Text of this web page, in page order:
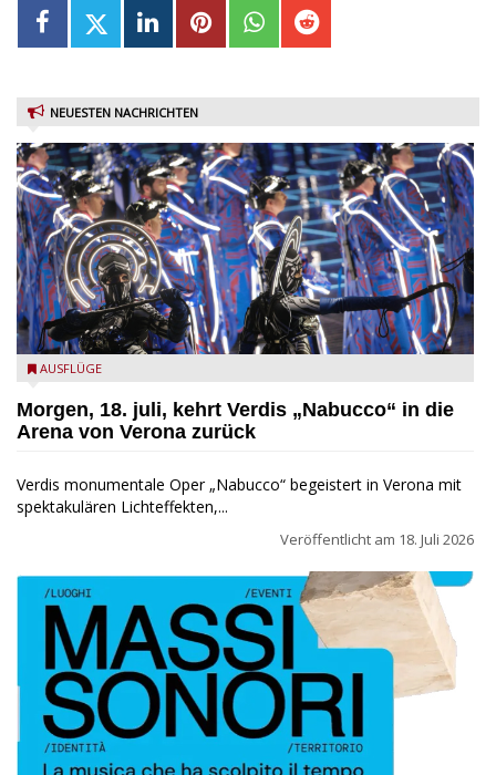
NEUESTEN NACHRICHTEN
Nabucco 2025 - Ennevi
AUSFLÜGE
Morgen, 18. juli, kehrt Verdis „Nabucco“ in die
Arena von Verona zurück
Verdis monumentale Oper „Nabucco“ begeistert in Verona mit
spektakulären Lichteffekten,...
Veröffentlicht am 18. Juli 2026